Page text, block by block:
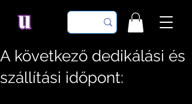
A következő dedikálási és
szállítási időpont: